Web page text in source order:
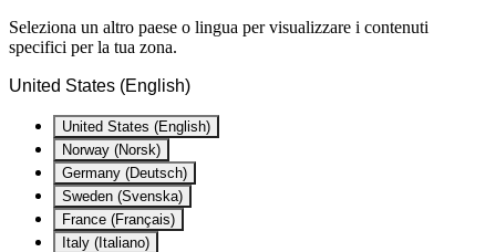
Seleziona un altro paese o lingua per visualizzare i contenuti
specifici per la tua zona.
United States (English)
United States (English)
Norway (Norsk)
Germany (Deutsch)
Sweden (Svenska)
France (Français)
Italy (Italiano)